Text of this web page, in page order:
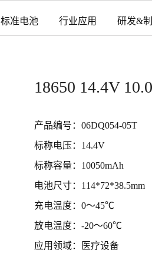
标准电池 行业应用 研发&
18650 14.4V
产品编号：06DQ054-05T
标称电压：14.4V
标称容量：10050mAh
电池尺寸：114*72*38.5mm
充电温度：0～45℃
放电温度：-20～60℃
应用领域：医疗设备